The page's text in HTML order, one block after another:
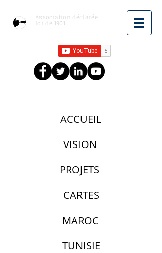
Association déclarée
loi de 1901
ACCUEIL
VISION
PROJETS
CARTES
MAROC
TUNISIE